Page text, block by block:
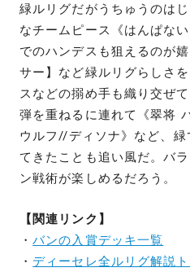
緑ルリグだがうちゅうのは
なチームピース《はんぱな
でのハンデスも狙えるのが
サー】など緑ルリグらしさ
スなどの搦め手も織り交ぜて
弾を重ねるに連れて《翠将
ウルフ//ディソナ》など、緑
てきたことも追い風だ。バ
ン戦術が楽しめるだろう。
【関連リンク】
・バンの入賞デッキ一覧
・ ディーセレ全ルリグ解説